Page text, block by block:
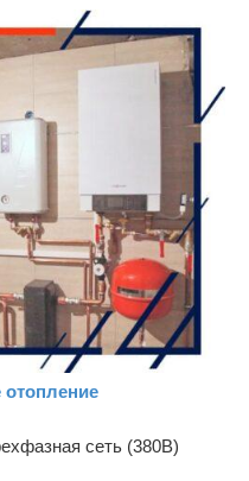
отопление
сеть (380В)